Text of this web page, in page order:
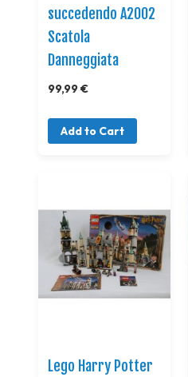
succedendo A2002
Scatola
Danneggiata
99,99 €
Add to Cart
Lego Harry Potter